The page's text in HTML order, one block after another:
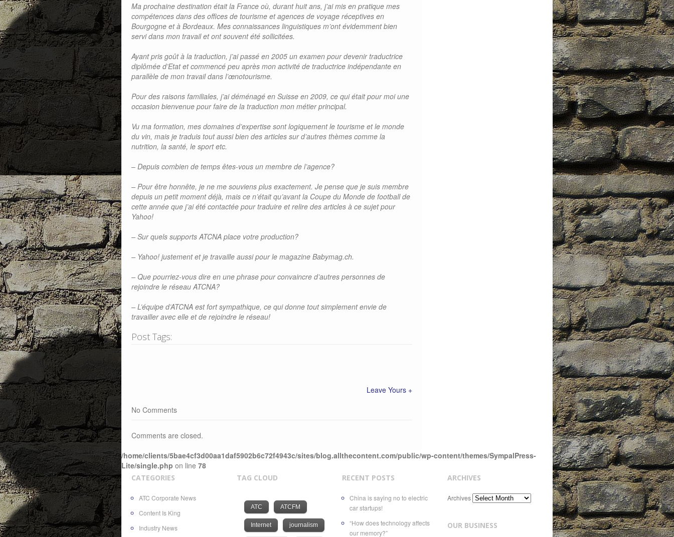
Ma prochaine destination était la France où, durant huit ans, j’ai mis en pratique mes
compétences dans des offices de tourisme et agences de voyage réceptives en
Bourgogne et à Bordeaux. Mes connaissances linguistiques m’ont évidemment bien
servi dans mon travail et ont souvent été sollicitées.
Ayant pris goût à la traduction, j’ai passé en 2005 un examen pour devenir traductrice
diplômée d’Etat et commencé peu après mon activité de traductrice indépendante en
parallèle de mon travail dans l’œnotourisme.
Pour des raisons familiales, j’ai déménagé en Suisse en 2009, ce qui était pour moi une
occasion bienvenue pour faire de la traduction mon métier principal.
Vu ma formation, mes domaines d’expertise sont logiquement le tourisme et le monde
du vin, mais je traduis tout aussi bien des articles sur d’autres thèmes comme la
nutrition, la santé, le sport etc.
– Depuis combien de temps êtes-vous un membre de l’agence?
– Pour être honnête, je ne me souviens plus exactement. Je pense que je suis membre
depuis un petit moment déjà, mais ce n’était qu’avant la Coupe du Monde de football de
cette année que j’ai été contactée pour traduire et relire des articles à ce sujet pour
Yahoo!
– Sur quels supports ATCNA place votre production?
– Yahoo! justement et je travaille aussi pour le magazine Babymag.ch.
– Que pourriez-vous dire en une phrase pour convaincre d’autres personnes de
rejoindre le réseau ATCNA?
– L’équipe d’ATCNA est fort sympathique, ce qui donne tout simplement envie de
travailler avec elle et de rejoindre le réseau!
Post Tags:
Leave Yours +
No Comments
Comments are closed.
/home/clients/5bae4cf3d00aa1daf5902b6c72f4943c/sites/blog.allthecontent.com/public/wp-content/themes/SympalPress-
Lite/single.php on line 78
CATEGORIES
ATC Corporate News
Content Is King
Industry News
TAG CLOUD
ATC ATCFM
Internet journalism
RECENT POSTS
China is saying no to electric
car startups!
“How does technology affects
our memory?”
ARCHIVES
Archives
OUR BUSINESS